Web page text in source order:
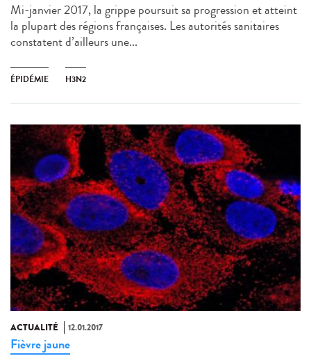
Mi-janvier 2017, la grippe poursuit sa progression et atteint
la plupart des régions françaises. Les autorités sanitaires
constatent d’ailleurs une...
ÉPIDÉMIE H3N2
ACTUALITÉ 12.01.2017
Fièvre jaune